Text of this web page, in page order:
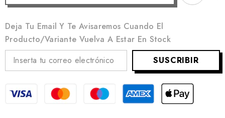
100
de
goma
100
de
goma
Deja Tu Email Y Te Avisaremos Cuando El
Producto/variante Vuelva A Estar En Stock
SUSCRIBIR